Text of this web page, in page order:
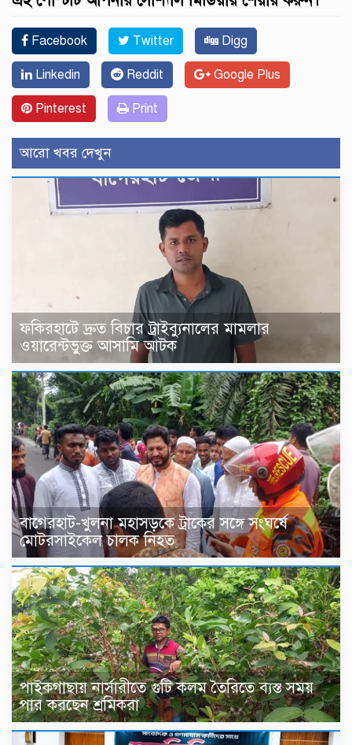
Facebook Twitter Digg
Linkedin Reddit Google Plus
Pinterest Print
আরো খবর দেখুন
ফকিরহাটে দ্রুত বিচার ট্রাইব্যুনালের মামলার
ওয়ারেন্টভুক্ত আসামি আটক
বাগেরহাট-খুলনা মহাসড়কে ট্রাকের সঙ্গে সংঘর্ষে
মোটরসাইকেল চালক নিহত
পাইকগাছায় নার্সারীতে গুটি কলম তৈরিতে ব্যস্ত সময়
পার করছেন শ্রমিকরা